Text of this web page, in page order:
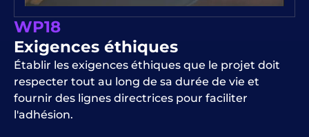
WP18
Exigences éthiques
Établir les exigences éthiques que le projet doit
respecter tout au long de sa durée de vie et
fournir des lignes directrices pour faciliter
l'adhésion.